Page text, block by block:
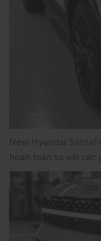
New Hyundai
hoàn toàn so với